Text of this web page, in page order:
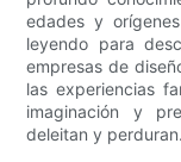
edades y
leyendo para
empresas de
las experiencias
imaginación y
deleitan y perduran.